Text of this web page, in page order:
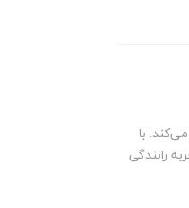
با
رانندگی